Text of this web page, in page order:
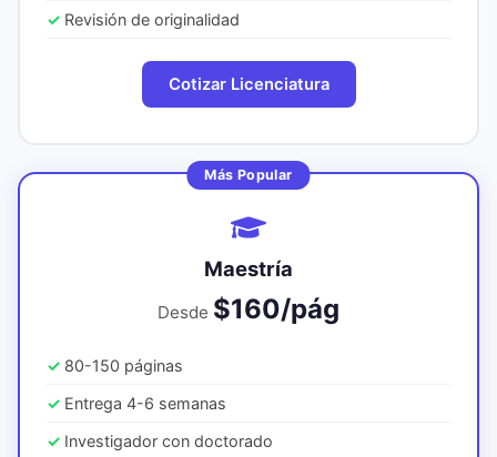
Revisión de originalidad
Cotizar Licenciatura
Más Popular
Maestría
Desde $160/pág
80-150 páginas
Entrega 4-6 semanas
Investigador con doctorado